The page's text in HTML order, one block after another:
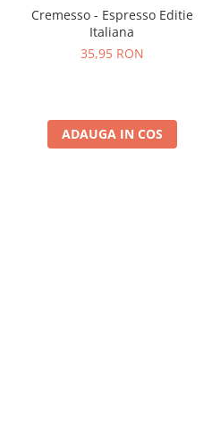
Cremesso - Espresso Editie
Italiana
35,95 RON
ADAUGA IN COS